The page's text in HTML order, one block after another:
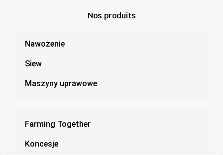
Nos produits
Nawożenie
Siew
Maszyny uprawowe
Farming Together
Koncesje